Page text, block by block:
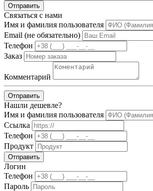
Отправить
Связаться с нами
Имя и фамилия пользователя
Email (не обязательно)
Телефон
Заказ
Комментарий
Отправить
Нашли дешевле?
Имя и фамилия пользователя
Ссылка
Телефон
Продукт
Отправить
Логин
Телефон
Пароль